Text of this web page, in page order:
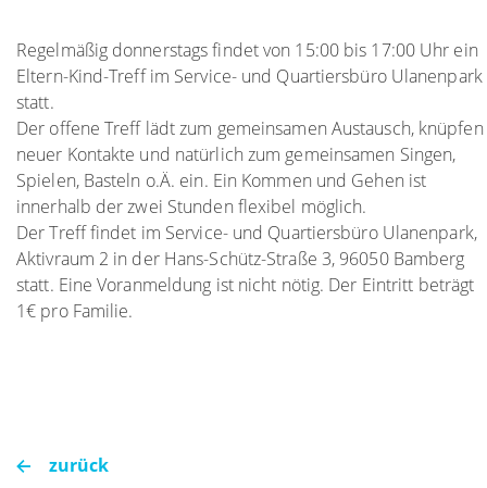
Regelmäßig donnerstags findet von 15:00 bis 17:00 Uhr ein
Eltern-Kind-Treff im Service- und Quartiersbüro Ulanenpark
statt.
Der offene Treff lädt zum gemeinsamen Austausch, knüpfen
neuer Kontakte und natürlich zum gemeinsamen Singen,
Spielen, Basteln o.Ä. ein. Ein Kommen und Gehen ist
innerhalb der zwei Stunden flexibel möglich.
Der Treff findet im Service- und Quartiersbüro Ulanenpark,
Aktivraum 2 in der Hans-Schütz-Straße 3, 96050 Bamberg
statt. Eine Voranmeldung ist nicht nötig. Der Eintritt beträgt
1€ pro Familie.
zurück